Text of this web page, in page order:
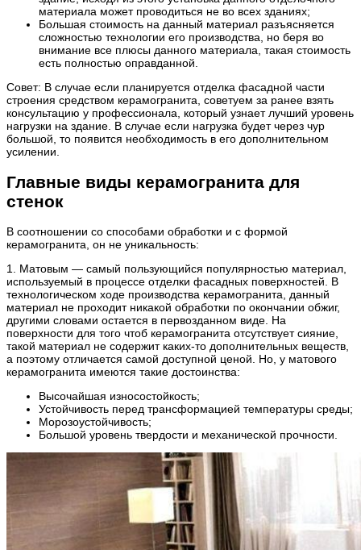
материала может проводиться не во всех зданиях;
Большая стоимость на данный материал разъясняется
сложностью технологии его производства, но беря во
внимание все плюсы данного материала, такая стоимость
есть полностью оправданной.
Совет: В случае если планируется отделка фасадной части
строения средством керамогранита, советуем за ранее взять
консультацию у профессионала, который узнает лучший уровень
нагрузки на здание. В случае если нагрузка будет через чур
большой, то появится необходимость в его дополнительном
усилении.
Главные виды керамогранита для
стенок
В соотношении со способами обработки и с формой
керамогранита, он не уникальность:
1. Матовым — самый пользующийся популярностью материал,
используемый в процессе отделки фасадных поверхностей. В
технологическом ходе производства керамогранита, данный
материал не проходит никакой обработки по окончании обжиг,
другими словами остается в первозданном виде. На
поверхности для того чтоб керамогранита отсутствует сияние,
такой материал не содержит каких-то дополнительных веществ,
а поэтому отличается самой доступной ценой. Но, у матового
керамогранита имеются такие достоинства:
Высочайшая износостойкость;
Устойчивость перед трансформацией температуры среды;
Морозоустойчивость;
Большой уровень твердости и механической прочности.